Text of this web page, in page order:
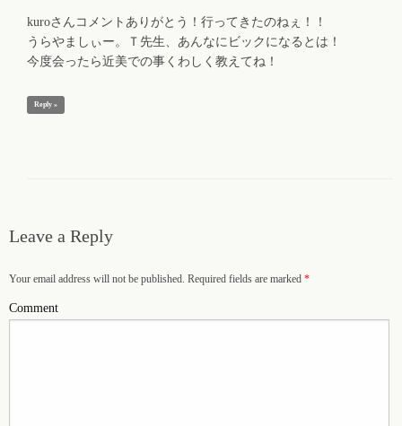
kuroさんコメントありがとう！行ってきたのねぇ！！
うらやましぃー。Ｔ先生、あんなにビックになるとは！
今度会ったら近美での事くわしく教えてね！
Reply »
Leave a Reply
Your email address will not be published. Required fields are marked *
Comment